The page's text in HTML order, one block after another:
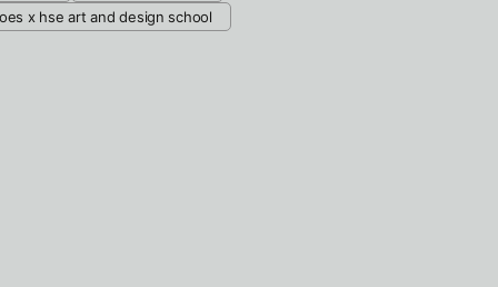
х hse art and design school